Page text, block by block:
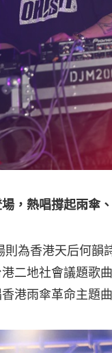
，熱唱撐起雨傘
則為香港天后何韻
二地社會議題歌
港雨傘革命主題